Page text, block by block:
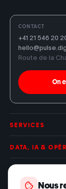
CONTACT
+41 21 546 20
Route de la
On
SERVICES
Applications web
Applications
DATA, IA &
IA & agents
COLLABORATION
Nous